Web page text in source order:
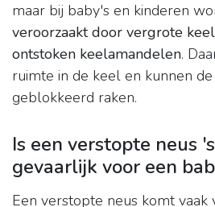
maar bij baby's en kinderen
veroorzaakt door vergrote
ontstoken keelamandelen.
ruimte in de keel en kunnen
geblokkeerd raken.
Is een verstopte neus
gevaarlijk voor een
Een verstopte neus komt vaak